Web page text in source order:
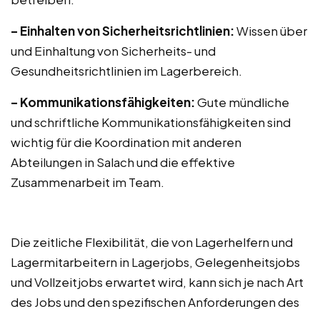
– Einhalten von Sicherheitsrichtlinien:Wissen über
und Einhaltung von Sicherheits- und
Gesundheitsrichtlinien im Lagerbereich.
– Kommunikationsfähigkeiten:Gute mündliche
und schriftliche Kommunikationsfähigkeiten sind
wichtig für die Koordination mit anderen
Abteilungen in Salach und die effektive
Zusammenarbeit im Team.
Die zeitliche Flexibilität, die von Lagerhelfern und
Lagermitarbeitern in Lagerjobs, Gelegenheitsjobs
und Vollzeitjobs erwartet wird, kann sich je nach Art
des Jobs und den spezifischen Anforderungen des